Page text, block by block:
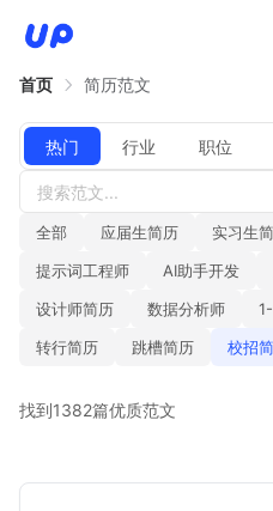
首页 简历范文
热门 行业 职位
全部 应届生简历 实习生
提示词工程师
AI助手开发
设计师简历
数据分析师
转行简历
跳槽简历 校招
找到1382篇优质范文